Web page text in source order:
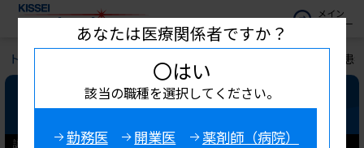
メイン
メニュー
トップ キッセイ診療サポート 認知症透析患
認知症透析患者の看護のポイント
あなたは医療関係者ですか？
〇はい
該当の職種を選択してください。
勤務医 開業医
薬剤師（病院）